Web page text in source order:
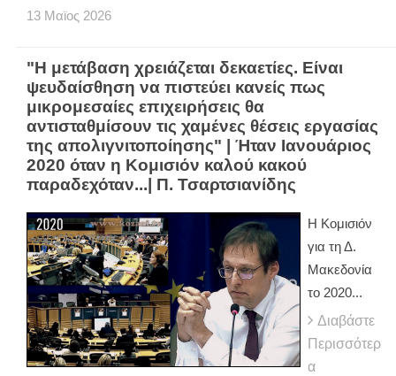
13 Μαϊος 2026
"Η μετάβαση χρειάζεται δεκαετίες. Είναι
ψευδαίσθηση να πιστεύει κανείς πως
μικρομεσαίες επιχειρήσεις θα
αντισταθμίσουν τις χαμένες θέσεις εργασίας
της απολιγνιτοποίησης" | Ήταν Ιανουάριος
2020 όταν η Κομισιόν καλού κακού
παραδεχόταν...| Π. Τσαρτσιανίδης
Η Κομισιόν
για τη Δ.
Μακεδονία
το 2020...
Διαβάστε
Περισσότερ
α